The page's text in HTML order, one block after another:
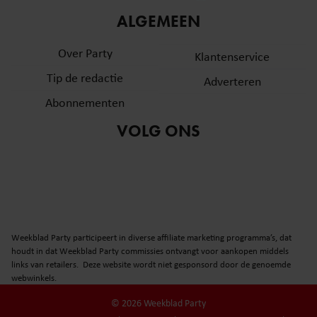
ALGEMEEN
Over Party
Tip de redactie
Abonnementen
Klantenservice
Adverteren
VOLG ONS
Weekblad Party participeert in diverse affiliate marketing programma’s, dat
houdt in dat Weekblad Party commissies ontvangt voor aankopen middels
links van retailers. Deze website wordt niet gesponsord door de genoemde
webwinkels.
© 2026 Weekblad Party